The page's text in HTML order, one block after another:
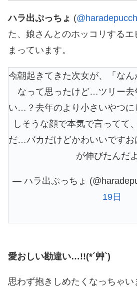
ハラ出ぷっちょ (
た、娘さんとのホッコリする
まっています。
今朝起きてきた次女が、「な
なって思ったけど…ツリー去
い…？去年のより小さいやつ
しそうな顔で本気で言ってて
だ…バカだけどかわいいですお
が伸びたんだよ
— ハラ出ぷっちょ
19日
愛おしい勘違い…!!(*´艸`)
思わず抱きしめたくなっちゃい